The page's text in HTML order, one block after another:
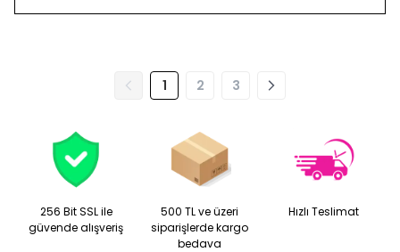
1 2 3
256 Bit SSL ile
güvende alışveriş
500 TL ve üzeri
siparişlerde kargo
bedava
Hızlı Teslimat